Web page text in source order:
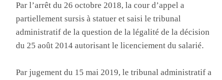
Par l’arrêt du 26 octobre 2018, la cour d’appel a
partiellement sursis à statuer et saisi le tribunal
administratif de la question de la légalité de la décision
du 25 août 2014 autorisant le licenciement du salarié.
Par jugement du 15 mai 2019, le tribunal administratif a